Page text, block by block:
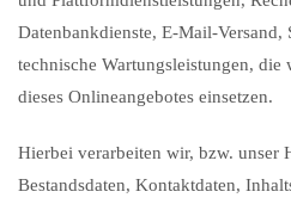
Datenbankdienste, E-Mail-Versand,
technische Wartungsleistungen,
dieses Onlineangebotes einsetzen.
Hierbei verarbeiten wir, bzw. unser
Bestandsdaten, Kontaktdaten,